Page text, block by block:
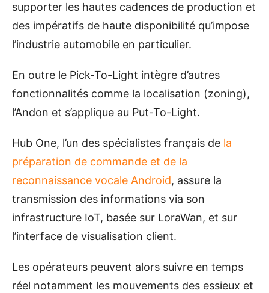
supporter les hautes cadences de production et
des impératifs de haute disponibilité qu’impose
l’industrie automobile en particulier.
En outre le Pick-To-Light intègre d’autres
fonctionnalités comme la localisation (zoning),
l’Andon et s’applique au Put-To-Light.
Hub One, l’un des spécialistes français de la
préparation de commande et de la
reconnaissance vocale Android, assure la
transmission des informations via son
infrastructure IoT, basée sur LoraWan, et sur
l’interface de visualisation client.
Les opérateurs peuvent alors suivre en temps
réel notamment les mouvements des essieux et